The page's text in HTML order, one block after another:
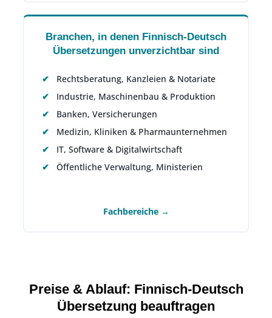
Branchen, in denen Finnisch-Deutsch
Übersetzungen unverzichtbar sind
Rechtsberatung, Kanzleien & Notariate
Industrie, Maschinenbau & Produktion
Banken, Versicherungen
Medizin, Kliniken & Pharmaunternehmen
IT, Software & Digitalwirtschaft
Öffentliche Verwaltung, Ministerien
Fachbereiche →
Preise & Ablauf: Finnisch-Deutsch
Übersetzung beauftragen